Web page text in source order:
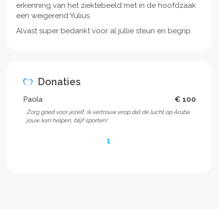
erkenning van het ziektebeeld met in de hoofdzaak
een weigerend Yulius.
Alvast super bedankt voor al jullie steun en begrip.
Donaties
Paola € 100
Zorg goed voor jezelf, ik vertrouw erop dat de lucht op Aruba
jouw kan helpen, blijf sporten!
1